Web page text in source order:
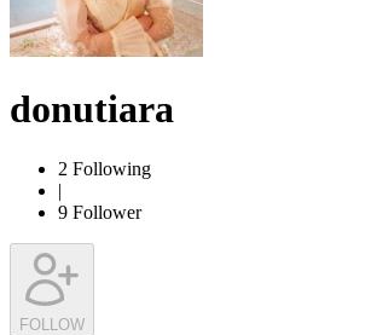
donutiara
2 Following
|
9 Follower
FOLLOW